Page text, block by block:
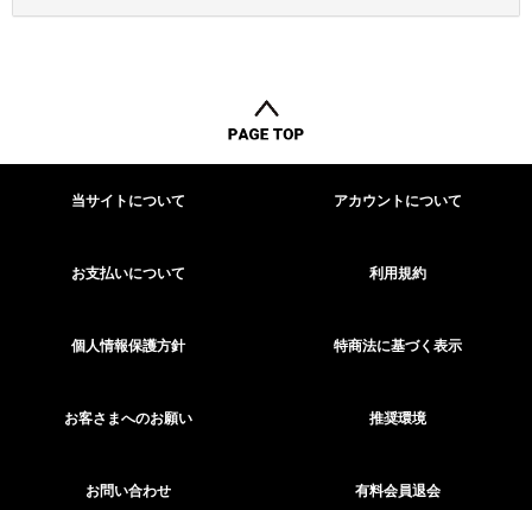
当サイトについて アカウントについて
お支払いについて 利用規約
個人情報保護方針 特商法に基づく表示
お客さまへのお願い 推奨環境
お問い合わせ 有料会員退会